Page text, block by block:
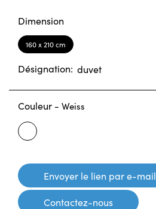
Dimension
160 x 210 cm
Désignation: duvet
Couleur - Weiss
Weiss
Envoyer le lien par e-mail
Contactez-nous